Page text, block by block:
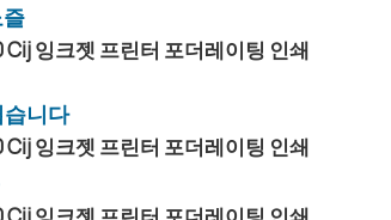
니다